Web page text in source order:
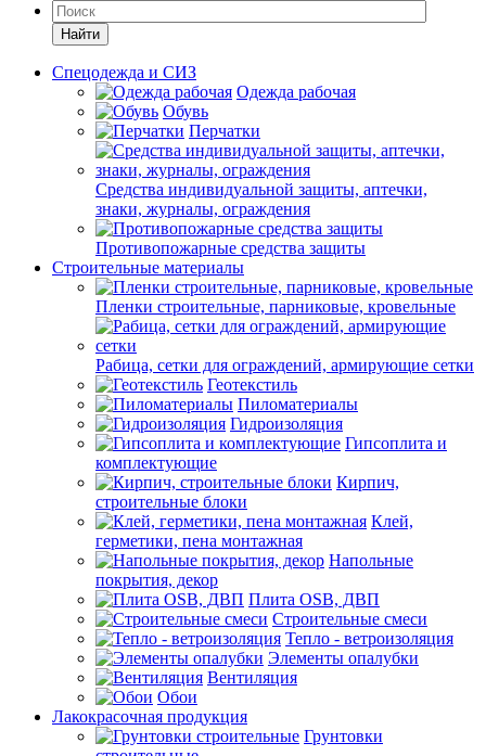
Найти
Спецодежда и СИЗ
Одежда рабочая
Обувь
Перчатки
Средства индивидуальной защиты, аптечки,
знаки, журналы, ограждения
Противопожарные средства защиты
Строительные материалы
Пленки строительные, парниковые, кровельные
Рабица, сетки для ограждений, армирующие сетки
Геотекстиль
Пиломатериалы
Гидроизоляция
Гипсоплита и
комплектующие
Кирпич,
строительные блоки
Клей,
герметики, пена монтажная
Напольные
покрытия, декор
Плита OSB, ДВП
Строительные смеси
Тепло - ветроизоляция
Элементы опалубки
Вентиляция
Обои
Лакокрасочная продукция
Грунтовки